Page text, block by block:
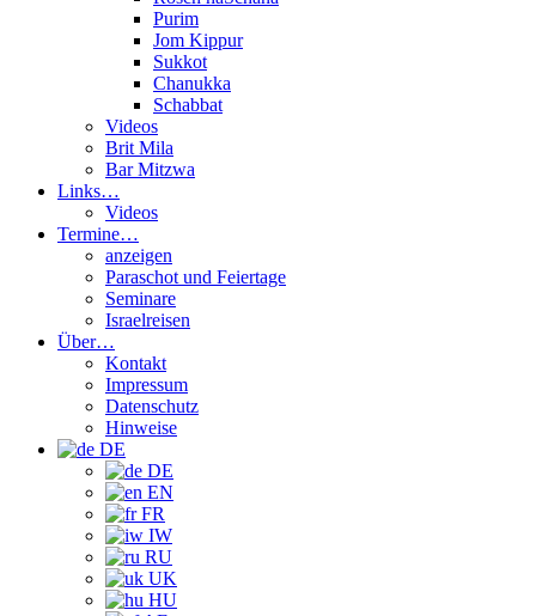
Purim
Jom Kippur
Sukkot
Chanukka
Schabbat
Videos
Brit Mila
Bar Mitzwa
Links…
Videos
Termine…
anzeigen
Paraschot und Feiertage
Seminare
Israelreisen
Über…
Kontakt
Impressum
Datenschutz
Hinweise
DE
DE
EN
FR
IW
RU
UK
HU